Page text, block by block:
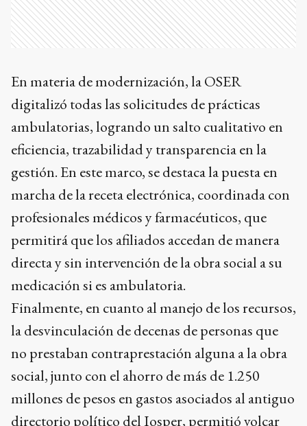
En materia de modernización, la OSER
digitalizó todas las solicitudes de prácticas
ambulatorias, logrando un salto cualitativo en
eficiencia, trazabilidad y transparencia en la
gestión. En este marco, se destaca la puesta en
marcha de la receta electrónica, coordinada con
profesionales médicos y farmacéuticos, que
permitirá que los afiliados accedan de manera
directa y sin intervención de la obra social a su
medicación si es ambulatoria.
Finalmente, en cuanto al manejo de los recursos,
la desvinculación de decenas de personas que
no prestaban contraprestación alguna a la obra
social, junto con el ahorro de más de 1.250
millones de pesos en gastos asociados al antiguo
directorio político del Iosper, permitió volcar